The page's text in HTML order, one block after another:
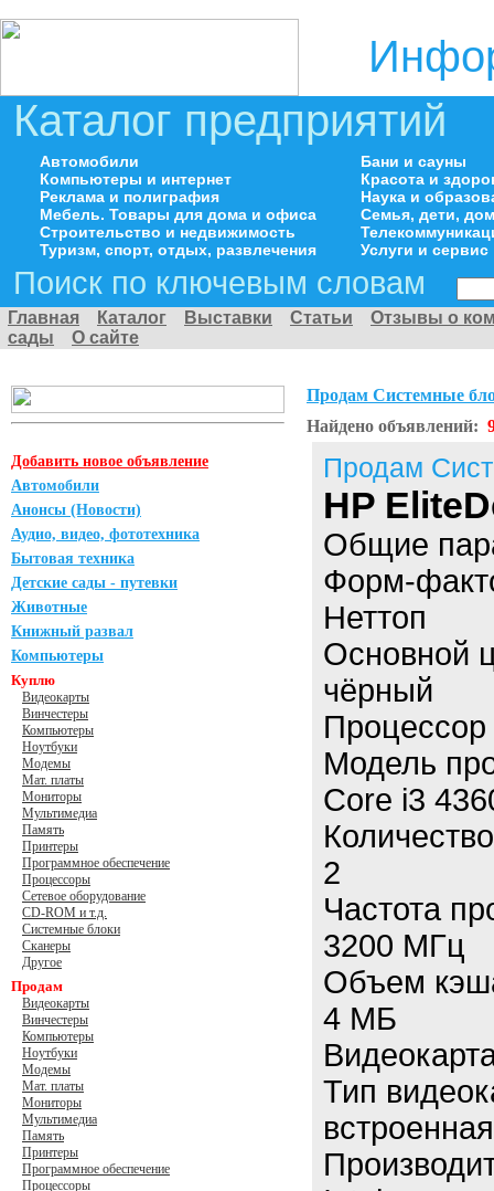
Каталог предприятий
Автомобили
Компьютеры и интернет
Реклама и полиграфия
Мебель. Товары для дома и офиса
Строительство и недвижимость
Туризм, спорт, отдых, развлечения
Бани и сауны
Красота и
Наука и
Семья, дети,
Услуги и сервис
Поиск по ключевым словам
Главная Каталог Выставки Статьи
Отзывы о
сады
О сайте
Добавить новое объявление
Автомобили
Анонсы (Новости)
Аудио, видео, фототехника
Бытовая техника
Детские сады - путевки
Животные
Книжный развал
Компьютеры
Куплю
Видеокарты
Винчестеры
Компьютеры
Ноутбуки
Модемы
Мат. платы
Мониторы
Мультимедиа
Память
Принтеры
Программное обеспечение
Процессоры
Сетевое оборудование
CD-ROM и т.д.
Системные блоки
Сканеры
Другое
Продам
Видеокарты
Винчестеры
Компьютеры
Ноутбуки
Модемы
Мат. платы
Мониторы
Мультимедиа
Память
Принтеры
Программное обеспечение
Процессоры
Продам Системные
Найдено объявлений:
Продам
HP
Общие
Форм-
Неттоп
Основной
чёрный
Процессор
Модель
Core i3
2
Частота
3200 МГц
Объем
4 МБ
Тип
встроенная